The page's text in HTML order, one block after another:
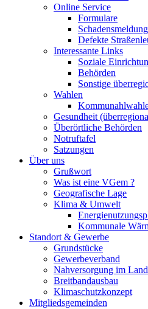
Online Service
Formulare
Defekte
Interessante Links
Soziale
Behörden
Sonstige
Wahlen
Gesundheit
Überörtliche Behörden
Notruftafel
Satzungen
Über uns
Grußwort
Was ist eine VGem ?
Geografische Lage
Klima & Umwelt
Kommunale
Standort & Gewerbe
Grundstücke
Gewerbeverband
Nahversorgung im
Breitbandausbau
Klimaschutzkonzept
Mitgliedsgemeinden